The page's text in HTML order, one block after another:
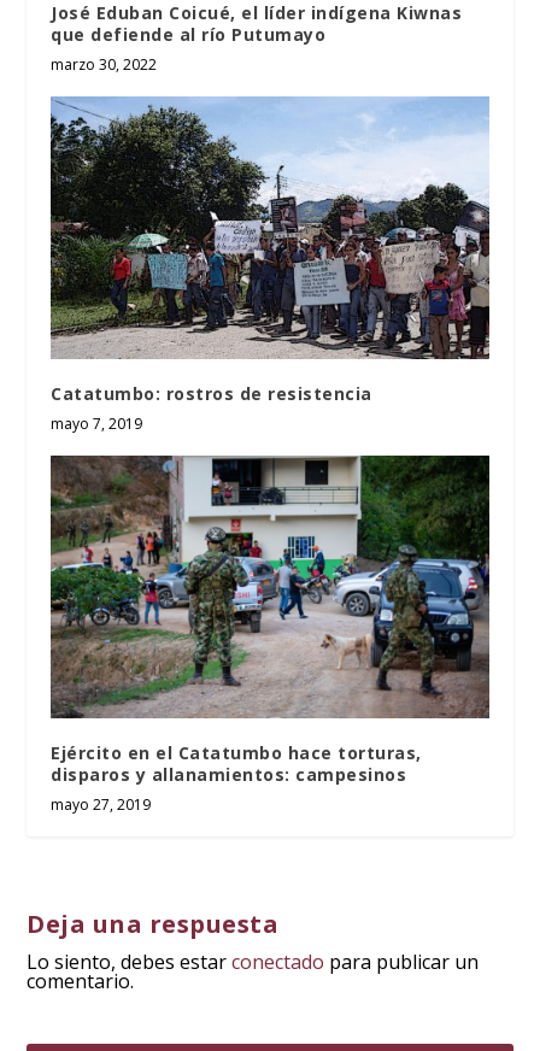
José Eduban Coicué, el líder indígena Kiwnas
que defiende al río Putumayo
marzo 30, 2022
Catatumbo: rostros de resistencia
mayo 7, 2019
Ejército en el Catatumbo hace torturas,
disparos y allanamientos: campesinos
mayo 27, 2019
Deja una respuesta
Lo siento, debes estarconectado para publicar un
comentario.